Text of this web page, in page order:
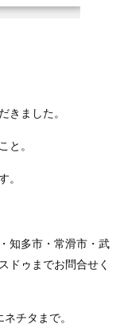
きました。
と。
。
知多市・常滑市・武
ドゥまでお問合せく
チタまで。